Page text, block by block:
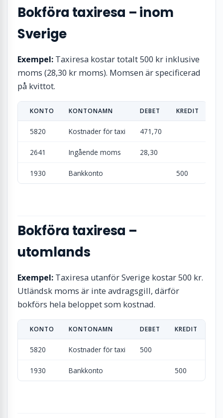
Bokföra taxiresa – inom
Sverige
Exempel: Taxiresa kostar totalt 500 kr inklusive
moms (28,30 kr moms). Momsen är specificerad
på kvittot.
KONTO KONTONAMN DEBET KREDIT
5820 Kostnader för taxi 471,70
2641 Ingående moms 28,30
1930 Bankkonto 500
Bokföra taxiresa –
utomlands
Exempel: Taxiresa utanför Sverige kostar 500 kr.
Utländsk moms är inte avdragsgill, därför
bokförs hela beloppet som kostnad.
KONTO KONTONAMN DEBET KREDIT
5820 Kostnader för taxi 500
1930 Bankkonto 500